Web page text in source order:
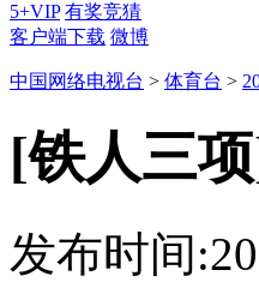
5+VIP 有奖竞猜
客户端下载 微博
中国网络电视台 > 体育台 >
[铁人三
发布时间